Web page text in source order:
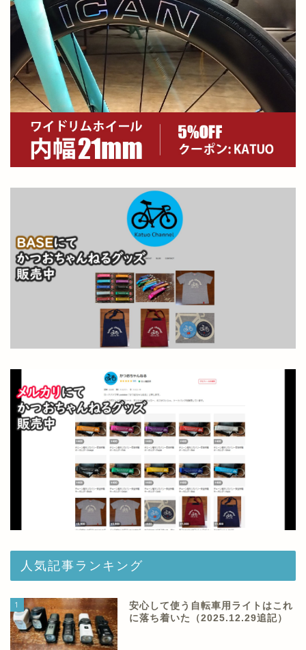
人気記事ランキング
1
安心して使う自転車用ライトはこれ
に落ち着いた（2025.12.29追記）